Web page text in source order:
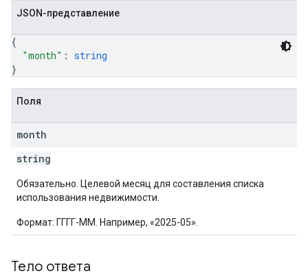
JSON-представление
{
"month" : string
}
Поля
month
string
Обязательно. Целевой месяц для составления списка
использования недвижимости.
Формат: ГГГГ-ММ. Например, «2025-05».
Тело ответа